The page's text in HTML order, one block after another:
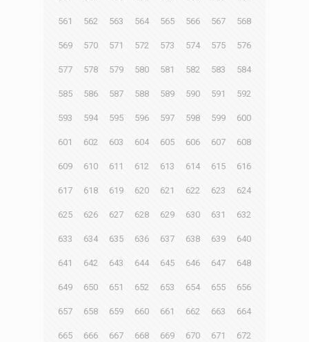
561 562 563 564 565 566 567 568
569 570 571 572 573 574 575 576
577 578 579 580 581 582 583 584
585 586 587 588 589 590 591 592
593 594 595 596 597 598 599 600
601 602 603 604 605 606 607 608
609 610 611 612 613 614 615 616
617 618 619 620 621 622 623 624
625 626 627 628 629 630 631 632
633 634 635 636 637 638 639 640
641 642 643 644 645 646 647 648
649 650 651 652 653 654 655 656
657 658 659 660 661 662 663 664
665 666 667 668 669 670 671 672